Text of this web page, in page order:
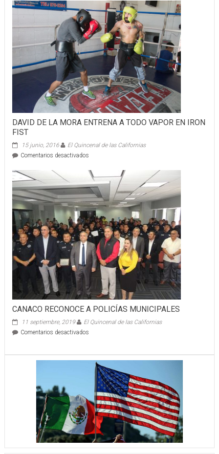
DAVID DE LA MORA ENTRENA A TODO VAPOR EN IRON
FIST
15 junio, 2016
El Quincenal de las Californias
Comentarios desactivadosen
DE
LA
MORA
ENTRENA
A
TODO
VAPOR
EN
IRON
FIST
CANACO RECONOCE A POLICÍAS MUNICIPALES
11 septiembre, 2019
El Quincenal de las Californias
Comentarios desactivadosen
POLICÍAS
MUNICIPALES